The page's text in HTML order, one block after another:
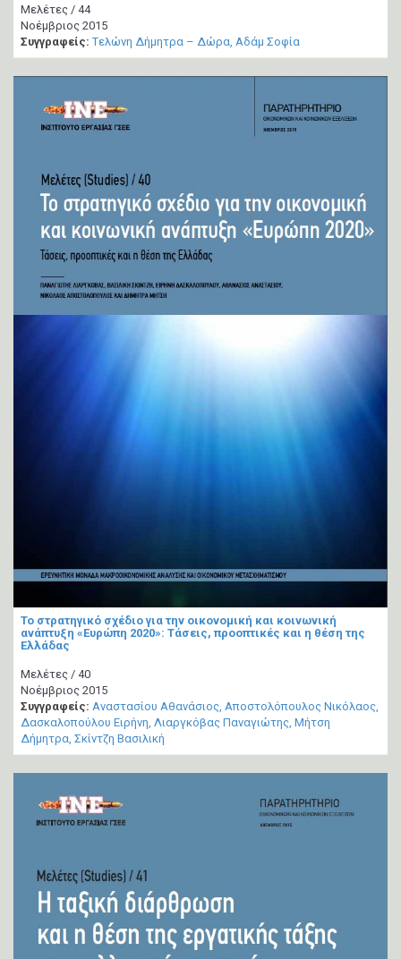
Μελέτες / 44
Νοέμβριος 2015
Συγγραφείς: Tελώνη Δήμητρα – Δώρα Αδάμ Σοφία
Το στρατηγικό σχέδιο για την οικονομική και κοινωνική
ανάπτυξη «Ευρώπη 2020»: Τάσεις, προοπτικές και η θέση της
Ελλάδας
Μελέτες / 40
Νοέμβριος 2015
Συγγραφείς: Αναστασίου Αθανάσιος Αποστολόπουλος Νικόλαος
Δασκαλοπούλου Ειρήνη Λιαργκόβας Παναγιώτης Μήτση
Δήμητρα Σκίντζη Βασιλική